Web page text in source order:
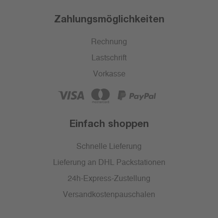
Zahlungsmöglichkeiten
Rechnung
Lastschrift
Vorkasse
Einfach shoppen
Schnelle Lieferung
Lieferung an DHL Packstationen
24h-Express-Zustellung
Versandkostenpauschalen